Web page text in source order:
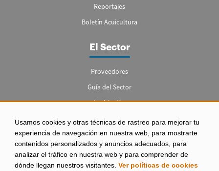
Usamos cookies y otras técnicas de rastreo para mejorar tu
experiencia de navegación en nuestra web, para mostrarte
contenidos personalizados y anuncios adecuados, para
analizar el tráfico en nuestra web y para comprender de
dónde llegan nuestros visitantes. Ver políticas de cookies
Reportajes
Boletín Acuicultura
El Sector
Proveedores
Guía del Sector
Legislación
Empleo
Aviso legal